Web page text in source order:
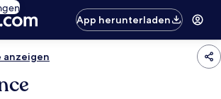
App herunterladen